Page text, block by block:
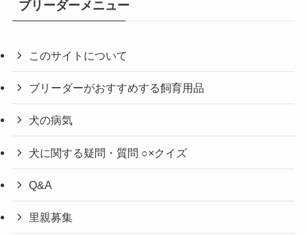
ブリーダーメニュー
このサイトについて
ブリーダーがおすすめする飼育用品
犬の病気
犬に関する疑問・質問 ○×クイズ
Q&A
里親募集